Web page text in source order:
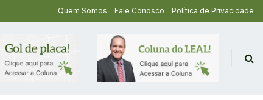
Quem Somos Fale Conosco Política de Privacidade